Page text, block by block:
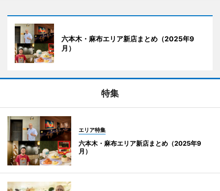
六本木・麻布エリア新店まとめ（2025年9
月）
特集
エリア特集
六本木・麻布エリア新店まとめ（2025年9
月）